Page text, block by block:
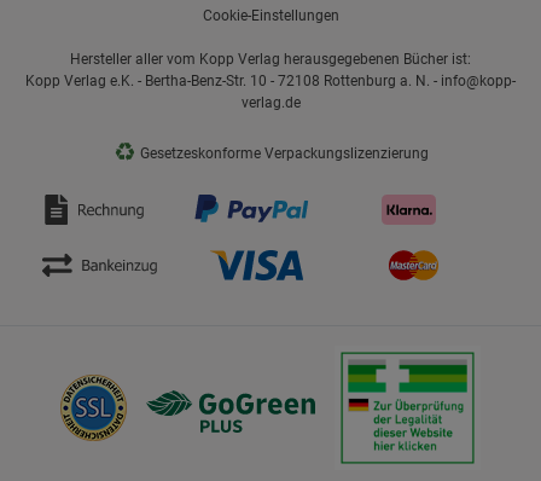
Cookie-Einstellungen
Hersteller aller vom Kopp Verlag herausgegebenen Bücher ist:
Kopp Verlag e.K. - Bertha-Benz-Str. 10 - 72108 Rottenburg a. N. - info@kopp-
verlag.de
♻ Gesetzeskonforme Verpackungslizenzierung